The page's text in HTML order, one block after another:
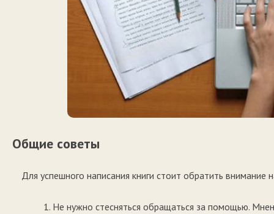
Общие советы
Для успешного написания книги стоит обратить
Не нужно стесняться обращаться за помощью.